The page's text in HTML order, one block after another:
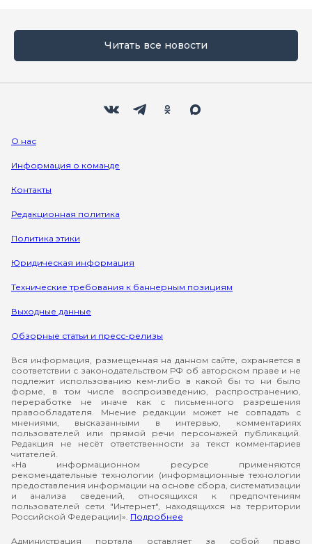
Читать все новости
О нас
Информация о команде
Контакты
Редакционная политика
Политика этики
Юридическая информация
Технические требования к баннерным позициям
Выходные данные
Обзорные статьи и пресс-релизы
Вся информация, размещенная на данном сайте, охраняется в
соответствии с законодательством РФ об авторском праве и не
подлежит использованию кем-либо в какой бы то ни было
форме, в том числе воспроизведению, распространению,
переработке не иначе как с письменного разрешения
правообладателя. Мнение редакции может не совпадать с
мнениями, высказанными в интервью, комментариях
пользователей или прямой речи персонажей публикаций.
Редакция не несёт ответственности за текст комментариев
читателей.
«На информационном ресурсе применяются
рекомендательные технологии (информационные технологии
предоставления информации на основе сбора, систематизации
и анализа сведений, относящихся к предпочтениям
пользователей сети "Интернет", находящихся на территории
Российской Федерации)». Подробнее
Администрация портала оставляет за собой право